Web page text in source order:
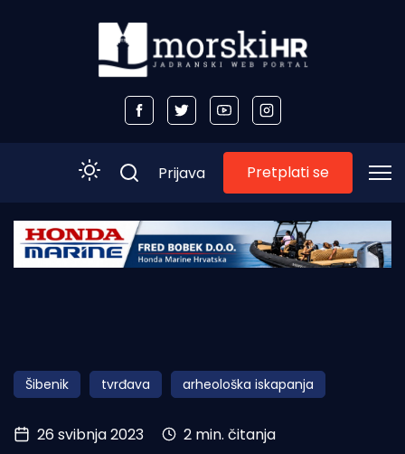
Početna
Obala
Otoci
Turizam i nautika
Prijava Pretplati se
Šibenik tvrđava arheološka iskapanja
26 svibnja 2023 2 min. čitanja